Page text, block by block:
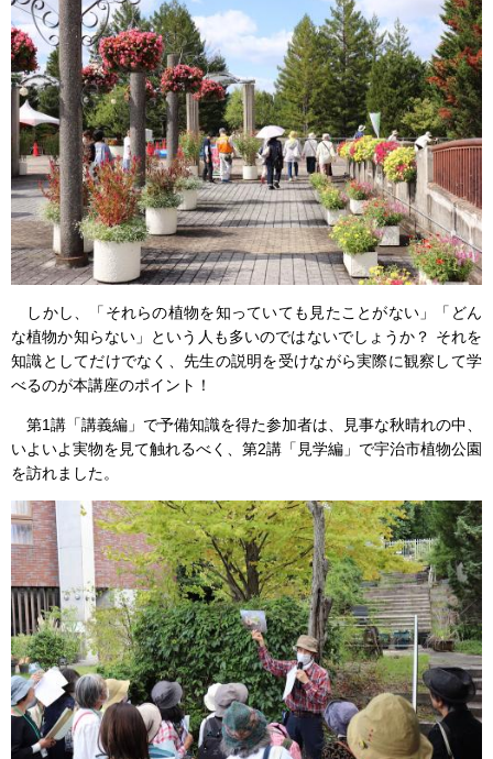
しかし、「それらの植物を知っていても見たことがない」「どん
な植物か知らない」という人も多いのではないでしょうか？ それを
知識としてだけでなく、先生の説明を受けながら実際に観察して学
べるのが本講座のポイント！
第1講「講義編」で予備知識を得た参加者は、見事な秋晴れの中、
いよいよ実物を見て触れるべく、第2講「見学編」で宇治市植物公園
を訪れました。